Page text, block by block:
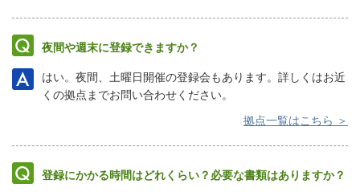
夜間や週末に登録できますか？
はい。夜間、土曜日開催の登録会もあります。詳しくはお近
くの拠点までお問い合わせください。
拠点一覧はこちら ＞
登録にかかる時間はどれくらい？必要な書類はありますか？